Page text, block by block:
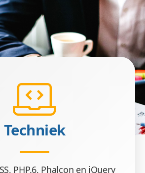
Techniek
PHP.6, Phalcon en jQuery